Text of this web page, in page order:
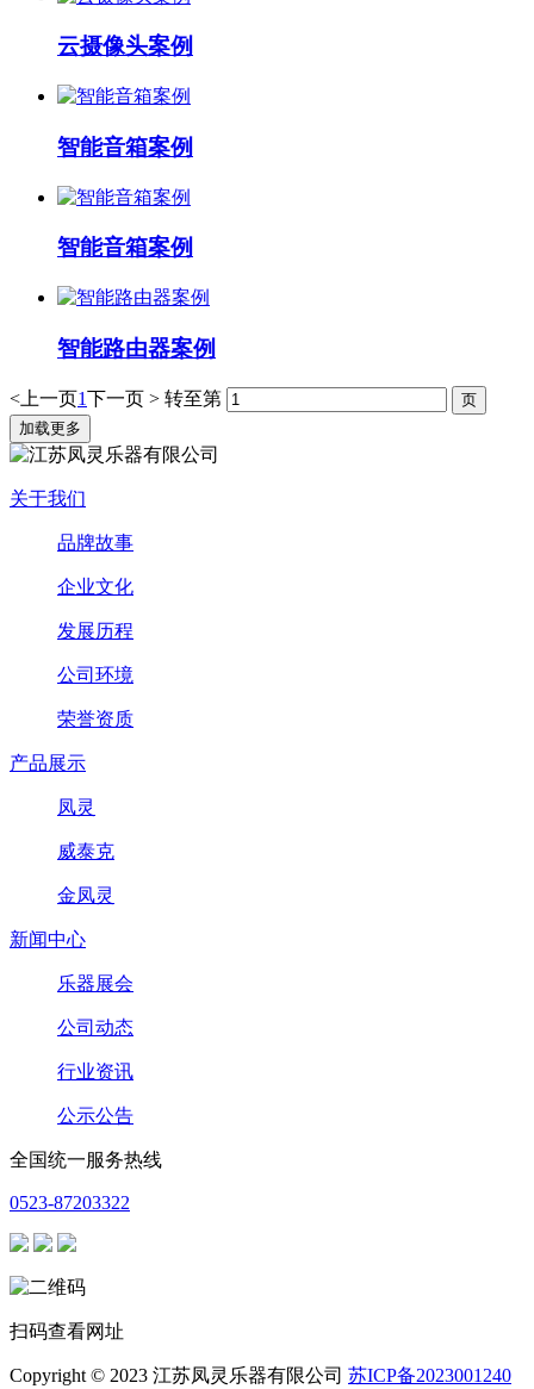
云摄像头案例
智能音箱案例
智能音箱案例
智能路由器案例
<上一页1下一页 > 转至第
加载更多
关于我们
品牌故事
企业文化
发展历程
公司环境
荣誉资质
产品展示
凤灵
威泰克
金凤灵
新闻中心
乐器展会
公司动态
行业资讯
公示公告
全国统一服务热线
0523-87203322
扫码查看网址
Copyright © 2023 江苏凤灵乐器有限公司 苏ICP备2023001240